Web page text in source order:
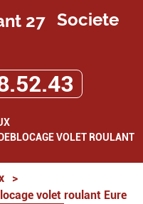
Societe
DEBLOCAGE VOLET ROULANT
>
volet roulant Eure